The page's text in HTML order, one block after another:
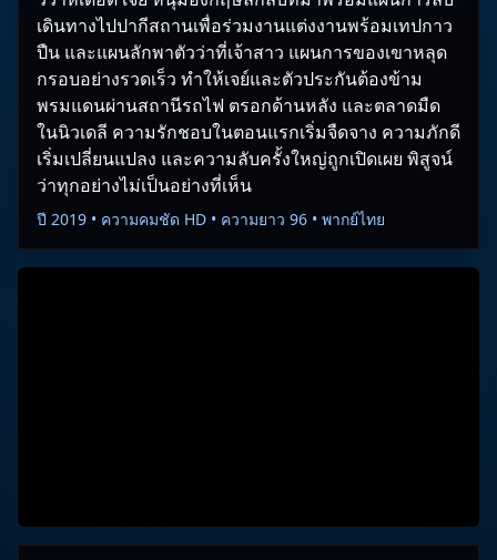
เดินทางไปปากีสถานเพื่อร่วมงานแต่งงานพร้อมเทปกาว
ปืน และแผนลักพาตัวว่าที่เจ้าสาว แผนการของเขาหลุด
กรอบอย่างรวดเร็ว ทำให้เจย์และตัวประกันต้องข้าม
พรมแดนผ่านสถานีรถไฟ ตรอกด้านหลัง และตลาดมืด
ในนิวเดลี ความรักชอบในตอนแรกเริ่มจืดจาง ความภักดี
เริ่มเปลี่ยนแปลง และความลับครั้งใหญ่ถูกเปิดเผย พิสูจน์
ว่าทุกอย่างไม่เป็นอย่างที่เห็น
ปี 2019 • ความคมชัด HD • ความยาว 96 • พากย์ไทย